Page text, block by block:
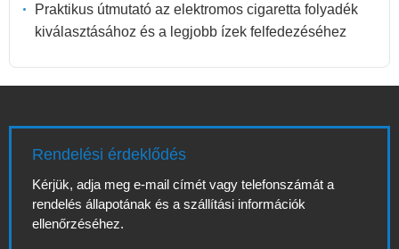
Praktikus útmutató az elektromos cigaretta folyadék
kiválasztásához és a legjobb ízek felfedezéséhez
Rendelési érdeklődés
Kérjük, adja meg e-mail címét vagy telefonszámát a
rendelés állapotának és a szállítási információk
ellenőrzéséhez.